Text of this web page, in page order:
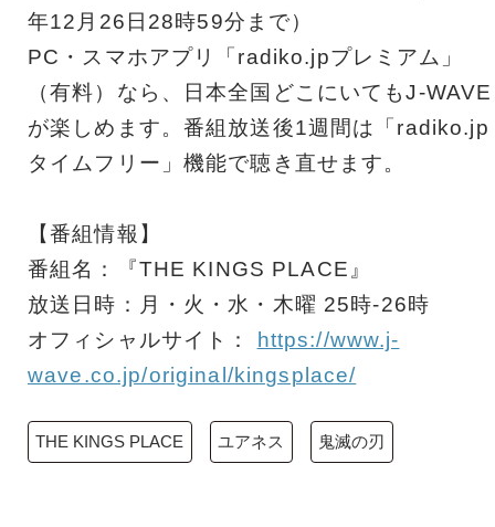
年12月26日28時59分まで）
PC・スマホアプリ「radiko.jpプレミアム」
（有料）なら、日本全国どこにいてもJ-WAVE
が楽しめます。番組放送後1週間は「radiko.jp
タイムフリー」機能で聴き直せます。
【番組情報】
番組名：『THE KINGS PLACE』
放送日時：月・火・水・木曜 25時-26時
オフィシャルサイト：
https://www.j-
wave.co.jp/original/kingsplace/
THE KINGS PLACE ユアネス 鬼滅の刃